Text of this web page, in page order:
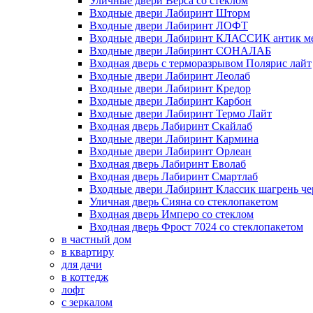
Входные двери Лабиринт Шторм
Входные двери Лабиринт ЛОФТ
Входные двери Лабиринт КЛАССИК антик
Входные двери Лабиринт СОНАЛАБ
Входная дверь с терморазрывом Полярис лайт
Входные двери Лабиринт Леолаб
Входные двери Лабиринт Кредор
Входные двери Лабиринт Карбон
Входные двери Лабиринт Термо Лайт
Входная дверь Лабиринт Скайлаб
Входные двери Лабиринт Кармина
Входные двери Лабиринт Орлеан
Входная дверь Лабиринт Еволаб
Входная дверь Лабиринт Смартлаб
Входные двери Лабиринт Классик шагрень
Уличная дверь Сияна со стеклопакетом
Входная дверь Имперо со стеклом
Входная дверь Фрост 7024 со стеклопакетом
в частный дом
в квартиру
для дачи
в коттедж
лофт
с зеркалом